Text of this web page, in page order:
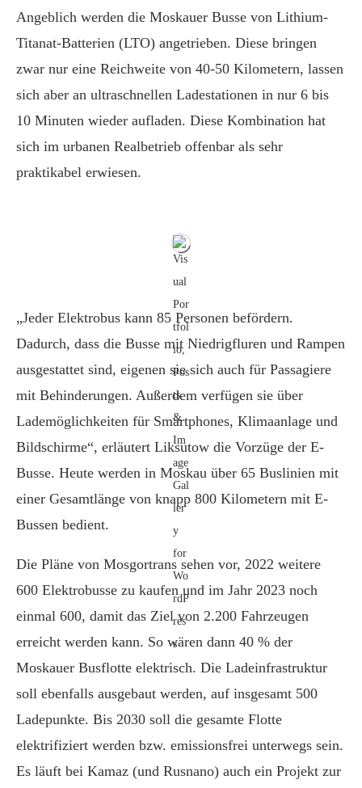
Angeblich werden die Moskauer Busse von Lithium-
Titanat-Batterien (LTO) angetrieben. Diese bringen
zwar nur eine Reichweite von 40-50 Kilometern, lassen
sich aber an ultraschnellen Ladestationen in nur 6 bis
10 Minuten wieder aufladen. Diese Kombination hat
sich im urbanen Realbetrieb offenbar als sehr
praktikabel erwiesen.
„Jeder Elektrobus kann 85 Personen befördern.
Dadurch, dass die Busse mit Niedrigfluren und Rampen
ausgestattet sind, eigenen sie sich auch für Passagiere
mit Behinderungen. Außerdem verfügen sie über
Lademöglichkeiten für Smartphones, Klimaanlage und
Bildschirme“, erläutert Liksutow die Vorzüge der E-
Busse. Heute werden in Moskau über 65 Buslinien mit
einer Gesamtlänge von knapp 800 Kilometern mit E-
Bussen bedient.
Die Pläne von Mosgortrans sehen vor, 2022 weitere
600 Elektrobusse zu kaufen und im Jahr 2023 noch
einmal 600, damit das Ziel von 2.200 Fahrzeugen
erreicht werden kann. So wären dann 40 % der
Moskauer Busflotte elektrisch. Die Ladeinfrastruktur
soll ebenfalls ausgebaut werden, auf insgesamt 500
Ladepunkte. Bis 2030 soll die gesamte Flotte
elektrifiziert werden bzw. emissionsfrei unterwegs sein.
Es läuft bei Kamaz (und Rusnano) auch ein Projekt zur